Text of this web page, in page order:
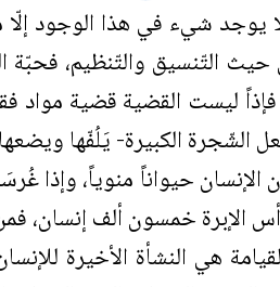
يوجد شيء في هذا الوجود
حيث التّنسيق والتّنظيم،
ليست القضية قضية مواد
الشّجرة الكبيرة- يَلُفّها
الإنسان حيواناً منوياً،
الإبرة خمسون ألف إنسان،
هي النشأة الأخيرة